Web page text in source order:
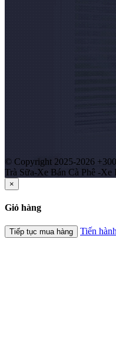
© Copyright 2025-2026
Trà Sữa-Xe Bán Cà Phê -
×
Giỏ hàng
Tiếp tục mua hàng Tiến